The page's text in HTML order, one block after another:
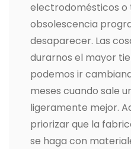
electrodomésticos o
obsolescencia
desaparecer. Las
durarnos el mayor
podemos ir
meses cuando sale
ligeramente mejor.
priorizar que la
se haga con